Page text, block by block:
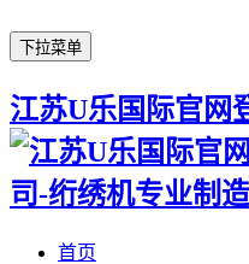
下拉菜单
江苏U乐国际官网
首页